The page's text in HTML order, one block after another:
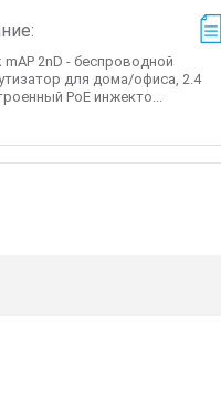
2nD - беспроводной
для дома/офиса, 2.4
PoE инжекто...